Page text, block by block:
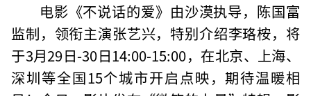
电影《不说话的爱》由沙漠执导，陈国富
监制，领衔主演张艺兴，特别介绍李珞桉，将
于3月29日-30日14:00-15:00，在北京、上海、
深圳等全国15个城市开启点映，期待温暖相